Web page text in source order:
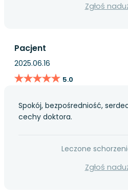
Zgłoś
Pacjent
2025.06.16
★★★★★
★★★★★ 5.0
Spokój, bezpośredniość,
cechy doktora.
Leczone
Zgłoś